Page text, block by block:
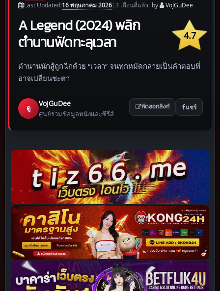
Last Updated:16 พฤษภาคม 2026|3 เดือนที่แล้ว | by VoJGuDee
4.7
A Legend (2024) พลิก
ตำนานฟัดทะลุเวลา
ตำนานนักสู้ถูกฉีกด้วย “เวลา” จนทุกหมัดกลายเป็นคำตอบที่
อาจเปลี่ยนชะตา
ดู
VoJGuDee
ศูนย์รวมข้อมูลหนังและซีรีส์
คัดลอกลิงก์ แชร์